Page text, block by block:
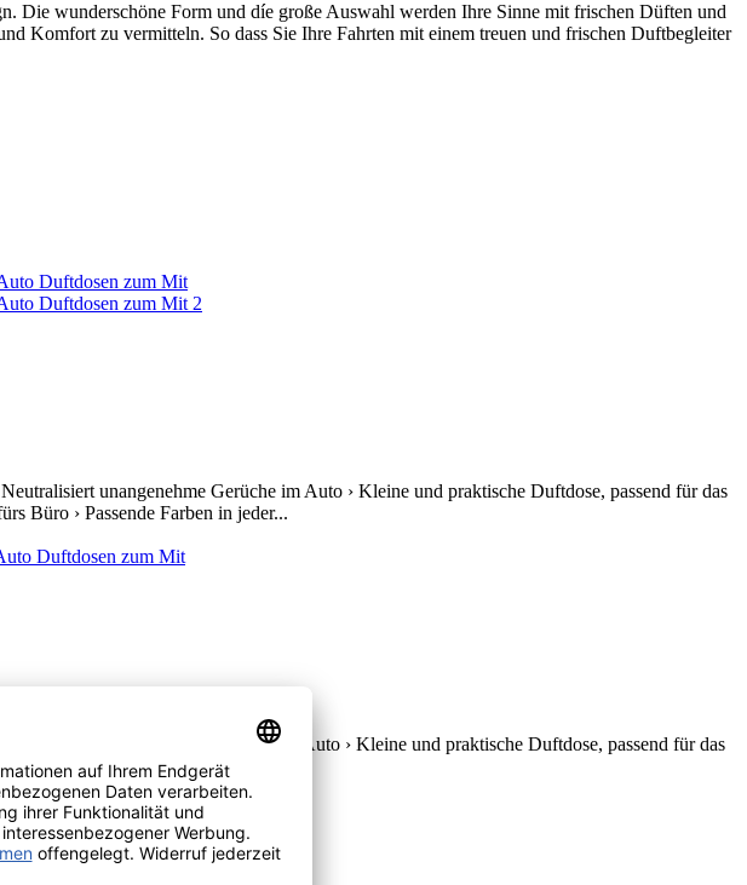
Die wunderschöne Form und díe große Auswahl werden Ihre Sinne mit frischen Düften und
Komfort zu vermitteln. So dass Sie Ihre Fahrten mit einem treuen und frischen Duftbegleiter
unangenehme Gerüche im Auto › Kleine und praktische Duftdose, passend für das
Büro › Passende Farben in jeder...
unangenehme Gerüche im Auto › Kleine und praktische Duftdose, passend für das
Büro › Passende Farben in jeder...